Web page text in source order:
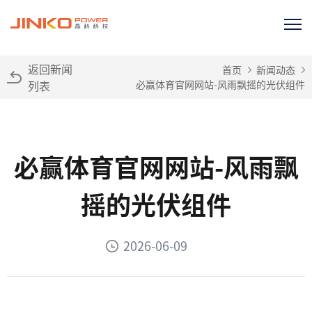
返回新闻
列表
首页
新闻动态
必赢体育官网网站-风雨飘摇的光伏组件
必赢体育官网网站-风雨飘
摇的光伏组件
2026-06-09